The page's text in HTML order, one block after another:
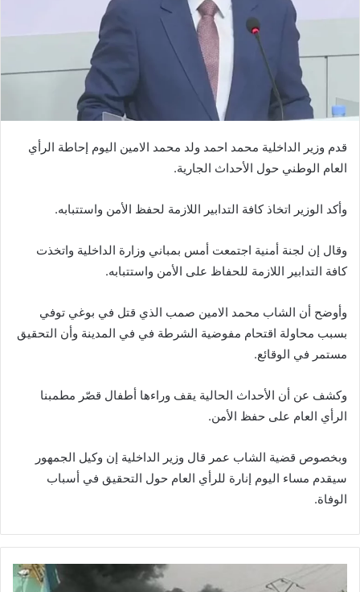
قدم وزير الداخلية محمد احمد ولد محمد الامين اليوم إحاطة الرأي
العام الوطني حول الأحداث الجارية.
وأكد الوزير اتخاذ كافة التدابير اللازمة لحفظ الأمن واستتبابه.
وقال إن لجنة أمنية اجتمعت أمس بمباني وزارة الداخلية واتخذت
كافة التدابير اللازمة للحفاظ على الأمن واستتبابه.
وأوضح أن الشاب محمد الامين صمب الذي قتل في بوغي توفي
بسبب محاولة اقتحام مفوضية الشرطة في في المدينة وأن التحقيق
مستمر في الوقائع.
وكشف عن أن الأحداث الحالية يقف وراءها أطفال قصّر مطمبنا
الرأي العام على حفظ الأمن.
وبخصوص قضية الشاب عمر قال وزير الداخلية إن وكيل الجمهور
سيقدم مساء اليوم إنارة للرأي العام حول التحقيق في أسباب
الوفاة.